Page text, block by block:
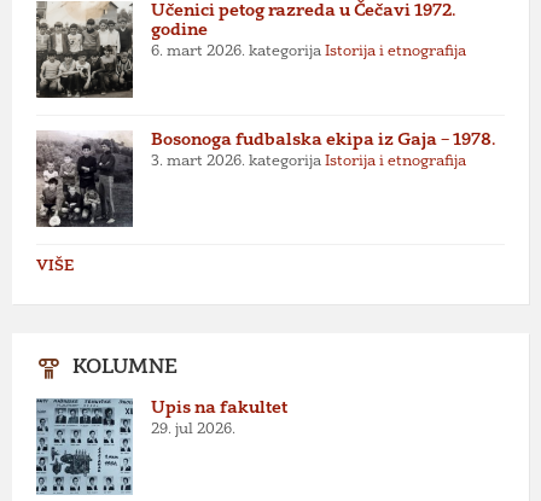
Učenici petog razreda u Čečavi 1972.
godine
6. mart 2026. kategorija Istorija i etnografija
Bosonoga fudbalska ekipa iz Gaja – 1978.
3. mart 2026. kategorija Istorija i etnografija
VIŠE
KOLUMNE
Upis na fakultet
29. jul 2026.